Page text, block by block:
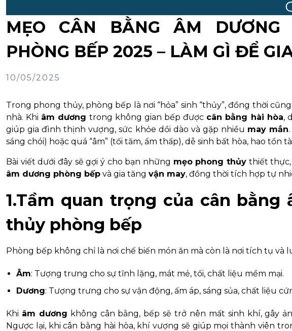
MẸO CÂN BẰNG ÂM DƯƠNG
PHÒNG BẾP 2025 – LÀM GÌ ĐỂ
10/05/2025
Trong phong thủy, phòng bếp là nơi “hỏa” sinh “thủy”, đồng thời
nhà. Khi âm dương trong không gian bếp được cân bằng hài hòa,
giúp gia đình thịnh vượng, sức khỏe dồi dào và gặp nhiều may mắn
sáng chói) hoặc quá “âm” (tối tăm, ẩm thấp), dễ sinh bất hòa, hao tổn
Bài viết dưới đây sẽ gợi ý cho bạn những mẹo phong thủy thiết thực,
âm dương phòng bếp và gia tăng vận may, đồng thời tích hợp tự
1.Tầm quan trọng của cân
thủy phòng bếp
Phòng bếp không chỉ là nơi chế biến món ăn mà còn là nơi tích tụ và
Âm: Tượng trưng cho sự tĩnh lặng, mát mẻ, tối, chất liệu mềm mại.
Dương: Tượng trưng cho sự vận động, ấm áp, sáng sủa, chất liệu
Khi âm dương không cân bằng, bếp sẽ trở nên mất sinh khí, gây
Ngược lại, khi cân bằng hài hòa, khí vượng sẽ giúp mọi thành viên